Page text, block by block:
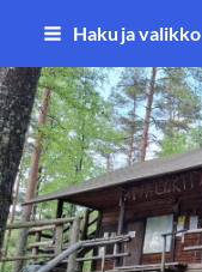
Siirry
sisältöön
Haku ja valikko